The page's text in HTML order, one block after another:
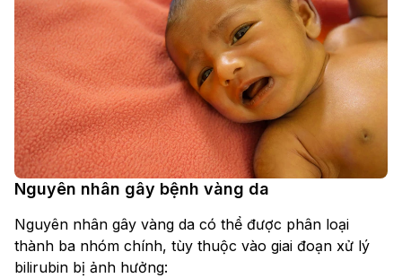
Nguyên nhân gây bệnh vàng da
Nguyên nhân gây vàng da có thể được phân loại
thành ba nhóm chính, tùy thuộc vào giai đoạn xử lý
bilirubin bị ảnh hưởng: